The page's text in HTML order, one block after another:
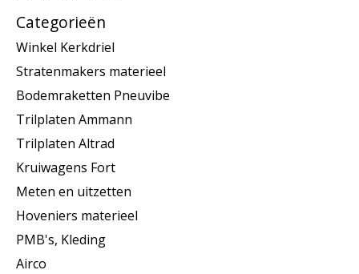
Categorieën
Winkel Kerkdriel
Stratenmakers materieel
Bodemraketten Pneuvibe
Trilplaten Ammann
Trilplaten Altrad
Kruiwagens Fort
Meten en uitzetten
Hoveniers materieel
PMB's, Kleding
Airco